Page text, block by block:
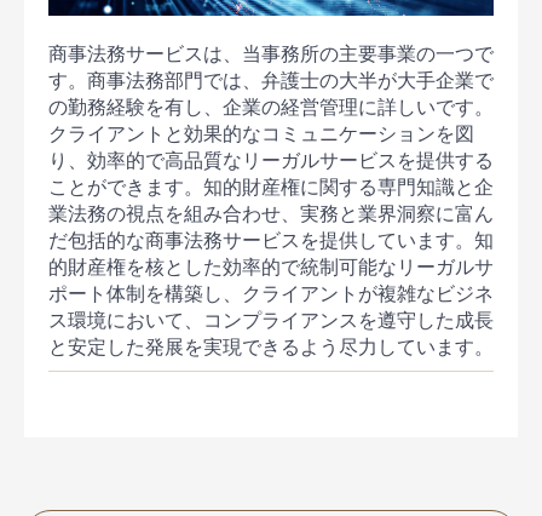
商事法務サービスは、当事務所の主要事業の一つで
す。商事法務部門では、弁護士の大半が大手企業で
の勤務経験を有し、企業の経営管理に詳しいです。
クライアントと効果的なコミュニケーションを図
り、効率的で高品質なリーガルサービスを提供する
ことができます。知的財産権に関する専門知識と企
業法務の視点を組み合わせ、実務と業界洞察に富ん
だ包括的な商事法務サービスを提供しています。知
的財産権を核とした効率的で統制可能なリーガルサ
ポート体制を構築し、クライアントが複雑なビジネ
ス環境において、コンプライアンスを遵守した成長
と安定した発展を実現できるよう尽力しています。